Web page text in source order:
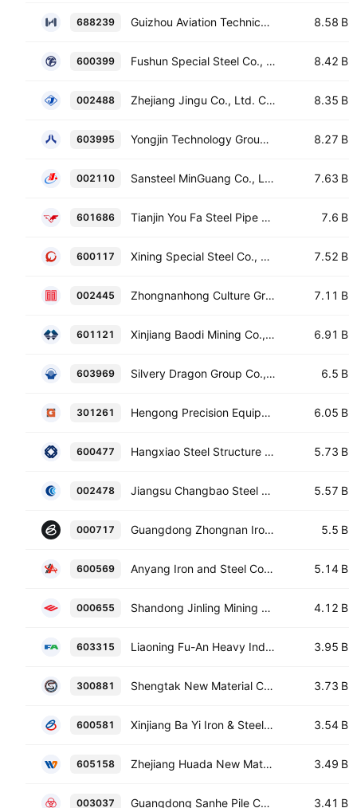
688239 Guizhou Aviation Technical Development Co. Ltd. Class A 8.58 B
600399 Fushun Special Steel Co., Ltd. Class A 8.42 B
002488 Zhejiang Jingu Co., Ltd. Class A 8.35 B
603995 Yongjin Technology Group Co., Ltd Class A 8.27 B
002110 Sansteel MinGuang Co., Ltd., Fujian Class A 7.63 B
601686 Tianjin You Fa Steel Pipe Group Stock Co. Ltd. Class A 7.6 B
600117 Xining Special Steel Co., Ltd. Class A 7.52 B
002445 Zhongnanhong Culture Group Co. Ltd. Class A 7.11 B
601121 Xinjiang Baodi Mining Co., Ltd. Class A 6.91 B
603969 Silvery Dragon Group Co., Ltd Tianjin Class A 6.5 B
301261 Hengong Precision Equipment Co., Ltd. Class A 6.05 B
600477 Hangxiao Steel Structure Co. Ltd. Class A 5.73 B
002478 Jiangsu Changbao Steel Tube Co. Ltd. Class A 5.57 B
000717 Guangdong Zhongnan Iron & Steel Co., Ltd. 5.5 B
600569 Anyang Iron and Steel Co., Ltd. Class A 5.14 B
000655 Shandong Jinling Mining Co., Ltd. Class A 4.12 B
603315 Liaoning Fu-An Heavy Industry Co., Ltd. Class A 3.95 B
300881 Shengtak New Material Co. Ltd. Class A 3.73 B
600581 Xinjiang Ba Yi Iron & Steel Co., Ltd. Class A 3.54 B
605158 Zhejiang Huada New Materials Co. Ltd. Class A 3.49 B
003037 Guangdong Sanhe Pile Co., Ltd. Class A 3.41 B